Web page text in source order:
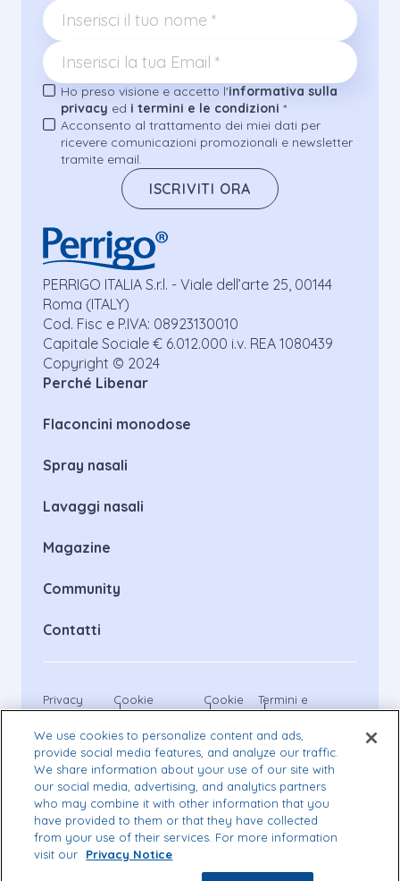
Ho preso visione e accetto l'informativa sulla
privacy ed i termini e le condizioni *
Acconsento al trattamento dei miei dati per
ricevere comunicazioni promozionali e newsletter
tramite email.
ISCRIVITI ORA
PERRIGO ITALIA S.r.l. - Viale dell’arte 25, 00144
Roma (ITALY)
Cod. Fisc e P.IVA: 08923130010
Capitale Sociale € 6.012.000 i.v. REA 1080439
Copyright © 2024
Perché Libenar
Flaconcini monodose
Spray nasali
Lavaggi nasali
Magazine
Community
Contatti
Privacy
notice
Cookie
Statement
Cookie
List
Termini e
condizioni
Libenar flaconcini, Libenar spray, Libenar Aerosol 3%
sono dispositivi medici CE 0459. Leggere attentamente
le avvertenze o le istruzioni per l’uso.
This site is protected by reCAPTCHA and the Google
Privacy Policy
and Terms of Serviceapply.
Cookies Settings
We use cookies to personalize content and ads,
provide social media features, and analyze our traffic.
We share information about your use of our site with
our social media, advertising, and analytics partners
who may combine it with other information that you
have provided to them or that they have collected
from your use of their services. For more information
visit our
Privacy Notice